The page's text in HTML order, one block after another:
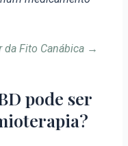
da Fito Canábica →
pode ser